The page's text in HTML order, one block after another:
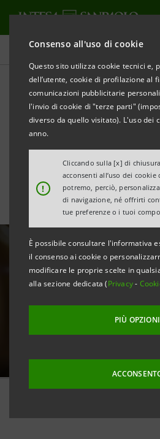
Consenso all'uso di cookie
Questo sito utilizza cookie tecnici e,
dell’utente, cookie di profilazione al
comunicazioni pubblicitarie
l'invio di cookie di "terze parti"
diverso da quello visitato). L'uso dei
anno.
!
Cliccando sulla [x] di
acconsenti all’uso dei
potremo, perciò,
di navigazione, né offrirti
tue preferenze o i tuoi
È possibile consultare l'informativa
il consenso ai cookie o
modificare le proprie scelte in
alla sezione dedicata (Privacy-
PIÙ OPZIONI
Tutte le news
Intesa
imprese